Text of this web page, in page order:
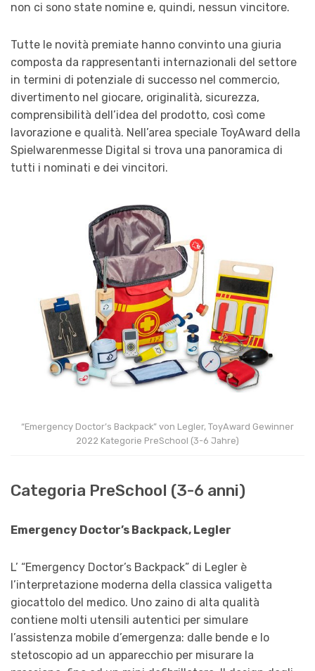
non ci sono state nomine e, quindi, nessun vincitore.
Tutte le novità premiate hanno convinto una giuria
composta da rappresentanti internazionali del settore
in termini di potenziale di successo nel commercio,
divertimento nel giocare, originalità, sicurezza,
comprensibilità dell’idea del prodotto, così come
lavorazione e qualità. Nell’area speciale ToyAward della
Spielwarenmesse Digital si trova una panoramica di
tutti i nominati e dei vincitori.
“Emergency Doctor’s Backpack” von Legler, ToyAward Gewinner
2022 Kategorie PreSchool (3-6 Jahre)
Categoria PreSchool (3-6 anni)
Emergency Doctor’s Backpack, Legler
L’ “Emergency Doctor’s Backpack” di Legler è
l’interpretazione moderna della classica valigetta
giocattolo del medico. Uno zaino di alta qualità
contiene molti utensili autentici per simulare
l’assistenza mobile d’emergenza: dalle bende e lo
stetoscopio ad un apparecchio per misurare la